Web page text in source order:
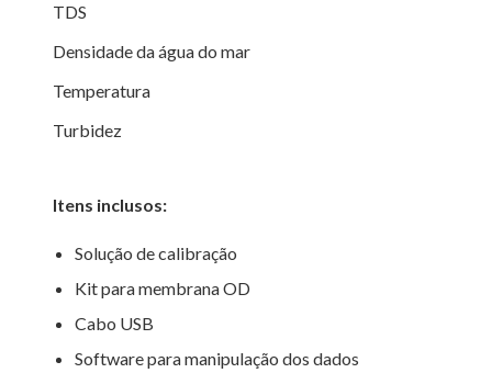
TDS
Densidade da água do mar
Temperatura
Turbidez
Itens inclusos:
Solução de calibração
Kit para membrana OD
Cabo USB
Software para manipulação dos dados